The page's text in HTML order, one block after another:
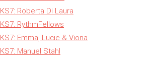
KS7: Roberta Di Laura
KS7: RythmFellows
KS7: Emma, Lucie & Viona
KS7: Manuel Stahl